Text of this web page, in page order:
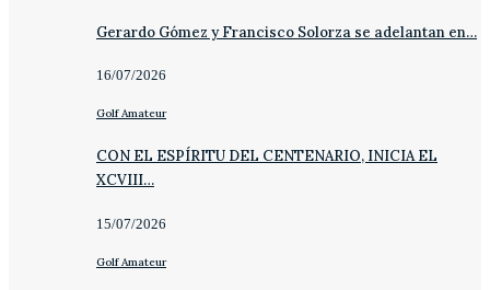
Gerardo Gómez y Francisco Solorza se adelantan en…
16/07/2026
Golf Amateur
CON EL ESPÍRITU DEL CENTENARIO, INICIA EL
XCVIII…
15/07/2026
Golf Amateur